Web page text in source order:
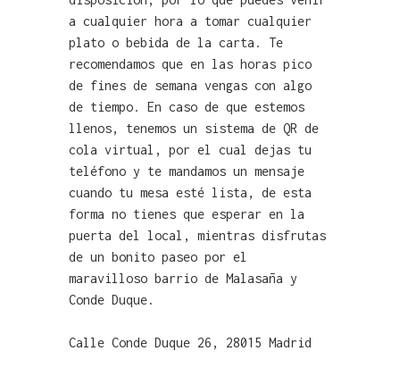
a cualquier hora a tomar cualquier
plato o bebida de la carta. Te
recomendamos que en las horas pico
de fines de semana vengas con algo
de tiempo. En caso de que estemos
llenos, tenemos un sistema de QR de
cola virtual, por el cual dejas tu
teléfono y te mandamos un mensaje
cuando tu mesa esté lista, de esta
forma no tienes que esperar en la
puerta del local, mientras disfrutas
de un bonito paseo por el
maravilloso barrio de Malasaña y
Conde Duque.
Calle Conde Duque 26, 28015 Madrid